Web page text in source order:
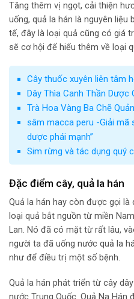
Tăng thêm vị ngọt, cải thiện
uống, quả la hán là nguyên liệu
tế, đây là loại quả cũng có giá
sẽ cơ hội để hiểu thêm về loại
Cây thuốc xuyên liên tâm
Dây Thìa Canh Thần Dược
Trà Hoa Vàng Ba Chẽ
sâm macca peru -Giải mã
dược phái mạnh”
Sim rừng và tác dụng quý
Đặc điểm cây, quả la hán
Quả la hán hay còn được gọi
loại quả bắt nguồn từ miền
Lan. Nó đã có mặt từ rất lâu,
người ta đã uống nước quả la
như để điều trị một số bệnh.
Quả la hán phát triển từ cây
nước Trung Quốc. Quả Na Hán